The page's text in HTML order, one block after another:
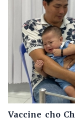
Vaccine cho